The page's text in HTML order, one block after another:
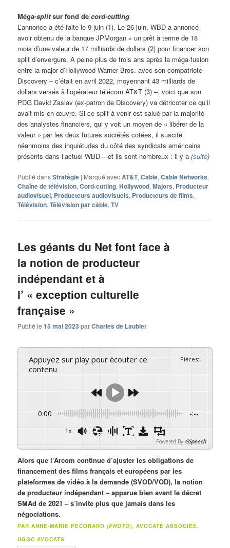
Méga-splitsur fond decord-cutting
L’annonce a été faite le 9 juin (1). Le 26 juin, WBD a annoncé
avoir obtenu de la banque JPMorgan « un prêt à terme de 18
mois d’une valeur de 17 milliards de dollars (2) pour financer son
split d’envergure. A peine plus de trois ans après la méga-fusion
entre la major d’Hollywood Warner Bros. avec son compatriote
Discovery – c’était en avril 2022, moyennant 43 milliards de
dollars versés à l’opérateur télécom AT&T (3) –, voici que son
PDG David Zaslav (ex-patron de Discovery) va détricoter ce qu’il
avait mis en œuvre. Si ce split à venir est salué par la majorité
des analystes financiers, qui y voit un moyen de « libérer de la
valeur » par les deux futures sociétés cotées, il suscite
néanmoins des inquiétudes du côté des syndicats américains
présents dans l’actuel WBD – et ils sont nombreux : il y a(suite)
Publié dansStratégie | Marqué avecAT&T,Câble,Cable Networks,
Chaîne de télévision,Cord-cutting,Hollywood,Majors, Producteur
audiovisuel, Producteurs audiovisuels, Producteurs de films,
Télévision,Télévision par câble,TV
Les géants du Net font face à
la notion de producteur
indépendant et à
l’ « exception culturelle
française »
Publié le15 mai 2023 parCharles de Laubier
Appuyez sur play pour écouter ce
contenu
Pièces:-
0:00 -:--
1x
Powered By GSpeech
Alors que l’Arcom continue d’ajuster les obligations de
financement des films français et européens par les
plateformes de vidéo à la demande (SVOD/VOD), la notion
de producteur indépendant – apparue bien avant le décret
SMAd de 2021 – s’invite plus que jamais dans les
négociations.
PAR ANNE-MARIE PECORARO(PHOTO), AVOCATE ASSOCIÉE,
UGGC AVOCATS